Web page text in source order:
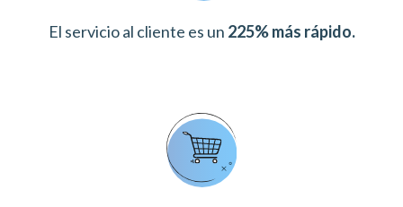
El servicio al cliente es un 225% más rápido.